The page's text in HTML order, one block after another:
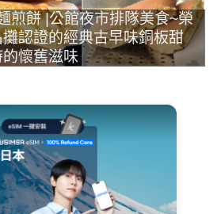
煎餅 |公館夜市排隊美食~榮
認證的經典古早味銅板甜
懷舊滋味